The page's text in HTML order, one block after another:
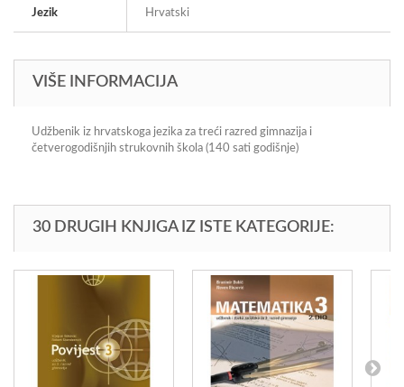
Jezik Hrvatski
VIŠE INFORMACIJA
Udžbenik iz hrvatskoga jezika za treći razred gimnazija i
četverogodišnjih strukovnih škola (140 sati godišnje)
30 DRUGIH KNJIGA IZ ISTE KATEGORIJE: